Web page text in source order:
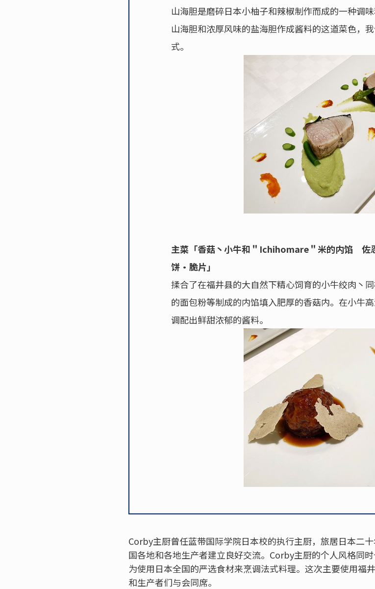
山海胆是磨碎日本小柚子和辣椒制作而成的一种调
山海胆和浓厚风味的盐海胆作成酱料的这道菜色，
式。
主菜「香菇丶小牛和＂Ichihomare＂米的内馅 佐
饼·脆片」
揉合了在福井县的大自然下精心饲育的小牛绞肉丶
的面包粉等制成的内馅填入肥厚的香菇内。在小牛
调配出鲜甜浓郁的酱料。
Corby主厨曾任蓝带国际学院日本校的执行主厨，旅居日本二
国各地和各地生产者建立良好交流。Corby主厨的个人风格同
为使用日本全国的严选食材来烹调法式料理。这次主要使用福
和生产者们与会同席。